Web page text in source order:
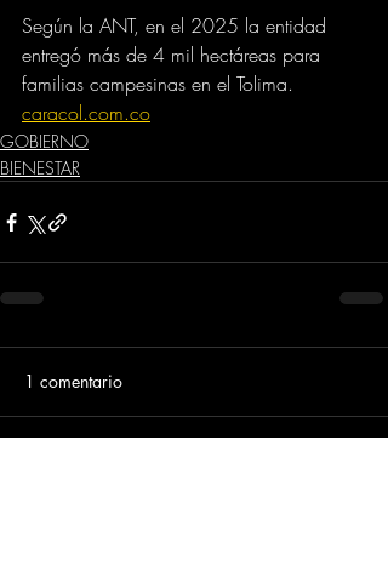
Según la ANT, en el 2025 la entidad
entregó más de 4 mil hectáreas para
familias campesinas en el Tolima.
caracol.com.co
GOBIERNO
BIENESTAR
1 comentario